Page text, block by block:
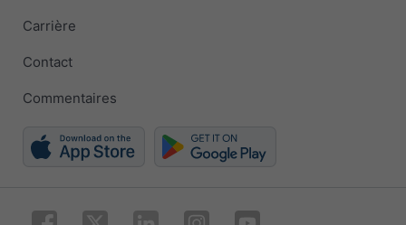
Carrière
Contact
Commentaires